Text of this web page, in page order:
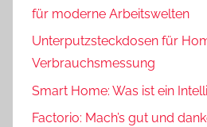
für moderne Arbeitswelten
Unterputzsteckdosen für
Verbrauchsmessung
Smart Home: Was ist ein
Factorio: Mach’s gut und